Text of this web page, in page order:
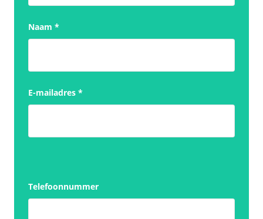
Naam *
E-mailadres *
Telefoonnummer